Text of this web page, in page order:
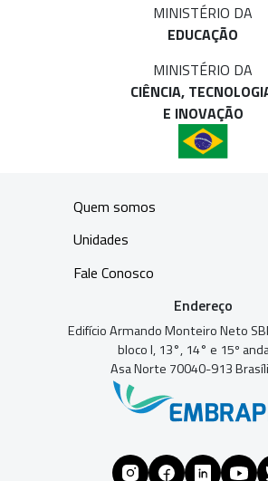
MINISTÉRIO DA
EDUCAÇÃO
MINISTÉRIO DA
CIÊNCIA,
E INOVAÇÃO
Quem somos
Unidades
Fale Conosco
Endereço
Edifício Armando Monteiro Neto
bloco I, 13°, 14° e 15º
Asa Norte 70040-913